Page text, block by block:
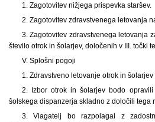
1. Zagotovitev nižjega prispevka staršev.
2. Zagotovitev zdravstvenega letovanja
3. Zagotovitev zdravstvenega letovanja
število otrok in šolarjev, določenih v III. točki
V. Splošni pogoji
1. Zdravstveno letovanje otrok in
2. Izbor otrok in šolarjev bodo
šolskega dispanzerja skladno z določili tega
3. Vlagatelj bo razpolagal z